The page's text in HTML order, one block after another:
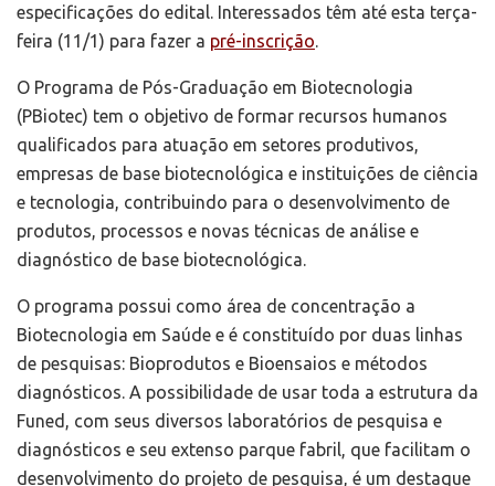
especificações do edital. Interessados têm até esta terça-
feira (11/1) para fazer a pré-inscrição.
O Programa de Pós-Graduação em Biotecnologia
(PBiotec) tem o objetivo de formar recursos humanos
qualificados para atuação em setores produtivos,
empresas de base biotecnológica e instituições de ciência
e tecnologia, contribuindo para o desenvolvimento de
produtos, processos e novas técnicas de análise e
diagnóstico de base biotecnológica.
O programa possui como área de concentração a
Biotecnologia em Saúde e é constituído por duas linhas
de pesquisas: Bioprodutos e Bioensaios e métodos
diagnósticos. A possibilidade de usar toda a estrutura da
Funed, com seus diversos laboratórios de pesquisa e
diagnósticos e seu extenso parque fabril, que facilitam o
desenvolvimento do projeto de pesquisa, é um destaque